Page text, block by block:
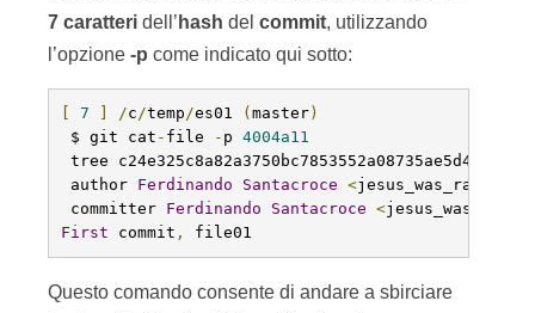
7 caratteri dell’ hash del commit, utilizzando
l’opzione -p come indicato qui sotto:
7 /c/temp/es01 ( master)
$ git cat - file - p 4004a11
tree c24e325c8a82a3750bc7853552a08735ae5d494c
author Ferdinando Santacroce <
committer Ferdinando Santacroce <
First commit , file01
Questo comando consente di andare a sbirciare